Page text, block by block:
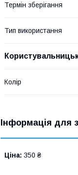
Термін зберігання
Тип використання
Колір
Інформація для
Ціна: 350 ₴